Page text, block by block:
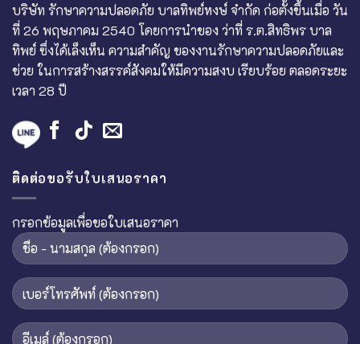
บริษัท รักษาความปลอดภัย บาลทิพย์หงษ์ จำกัด ก่อตั้งขึ้นเมื่อ วัน
ที่ 26 พฤษภาคม 2540 โดยการนำของ ว่าที่ ร.ต.สิทธิพร บาล
ทิพย์ ซึ่งได้เล็งเห็น ความสำคัญ ของงานรักษาความปลอดภัยและ
ช่วย ในการสร้างสรรค์สังคมให้มีความสงบ เรียบร้อย ตลอดระยะ
เวลา 28 ปี
ติดต่อขอรับใบเสนอราคา
กรอกข้อมูลเพื่อขอใบเสนอราคา